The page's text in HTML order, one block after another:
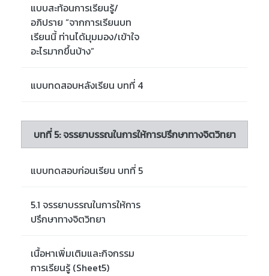
แบบสะท้อนการเรียนรู้/
อภิปราย “จากการเรียนบท
เรียนนี้ ท่านได้มุมมอง/เข้าใจ
อะไรมากขึ้นบ้าง”
แบบทดสอบหลังเรียน บทที่ 4
บทที่ 5: จรรยาบรรณในการให้การปรึกษาทางจิตวิทยา
แบบทดสอบก่อนเรียน บทที่ 5
5.1 จรรยาบรรณในการให้การ
ปรึกษาทางจิตวิทยา
เนื้อหาเพิ่มเติมและกิจกรรม
การเรียนรู้ (Sheet5)